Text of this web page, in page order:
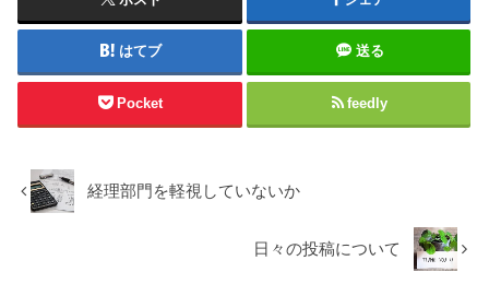
はてブ 送る
Pocket feedly
経理部門を軽視していないか
日々の投稿について